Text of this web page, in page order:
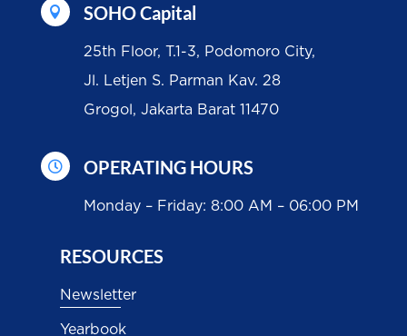
 SOHO Capital
25th Floor, T.1-3, Podomoro City,
Jl. Letjen S. Parman Kav. 28
Grogol, Jakarta Barat 11470
 OPERATING HOURS
Monday – Friday: 8:00 AM – 06:00 PM
RESOURCES
Newsletter
Yearbook